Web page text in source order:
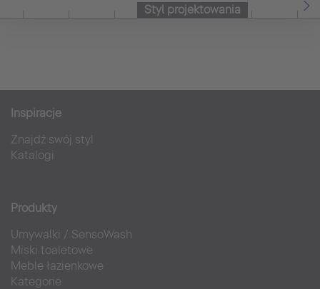
Styl projektowania
Inspiracje
Znajdź swój styl
Katalogi
Produkty
Umywalki / SensoWash
Miski toaletowe
Meble łazienkowe
Kategorie